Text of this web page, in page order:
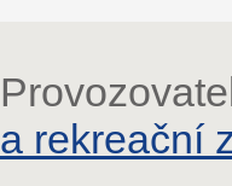
a rekreační